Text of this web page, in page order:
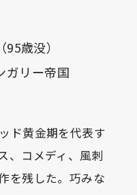
歳没）
ガリー帝国
ド黄金期を代表す
、コメディ、風刺
を残した。巧みな